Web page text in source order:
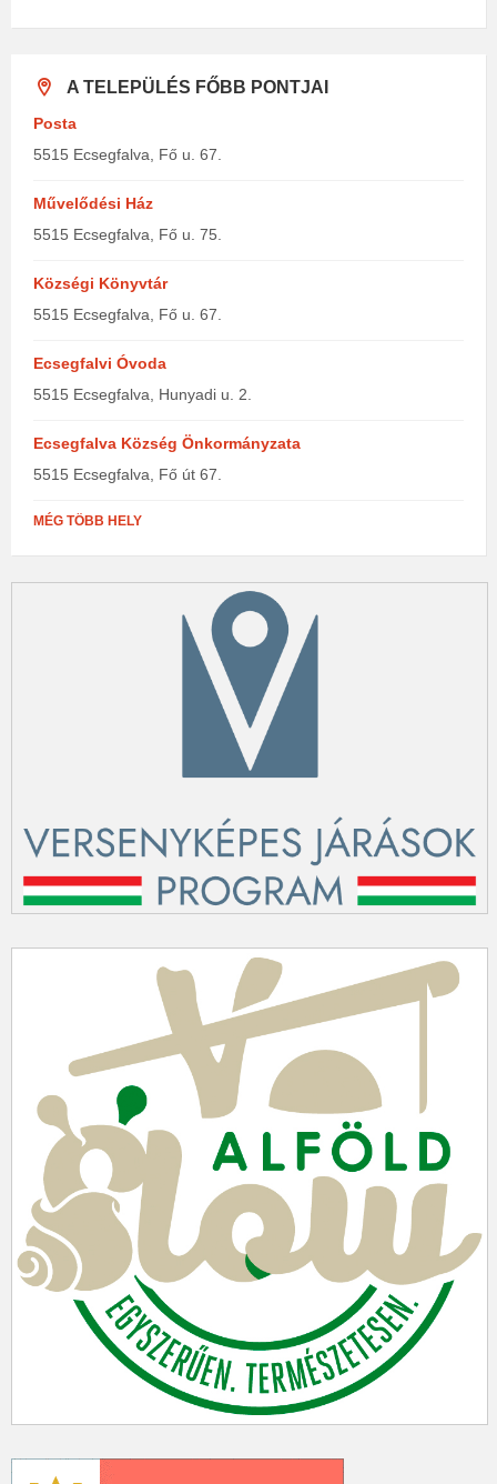
A TELEPÜLÉS FŐBB PONTJAI
Posta
5515 Ecsegfalva, Fő u. 67.
Művelődési Ház
5515 Ecsegfalva, Fő u. 75.
Községi Könyvtár
5515 Ecsegfalva, Fő u. 67.
Ecsegfalvi Óvoda
5515 Ecsegfalva, Hunyadi u. 2.
Ecsegfalva Község Önkormányzata
5515 Ecsegfalva, Fő út 67.
MÉG TÖBB HELY